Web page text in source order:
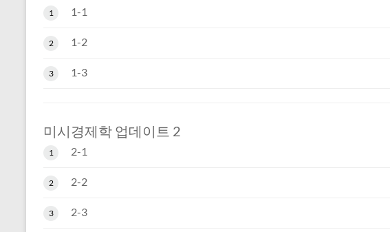
1 1-1
2 1-2
3 1-3
미시경제학 업데이트 2
1 2-1
2 2-2
3 2-3